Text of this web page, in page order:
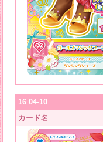
16 04-10
カード名